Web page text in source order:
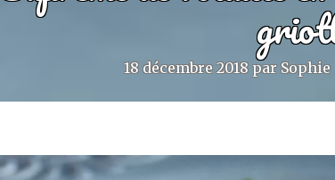
18 décembre 2018 par Sophie